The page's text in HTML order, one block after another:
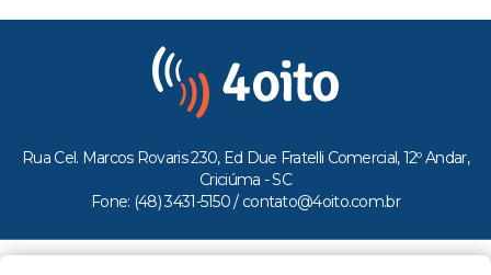
Rua Cel. Marcos Rovaris 230, Ed Due Fratelli Comercial, 12º Andar,
Criciúma - SC
Fone: (48) 3431-5150 / contato@4oito.com.br